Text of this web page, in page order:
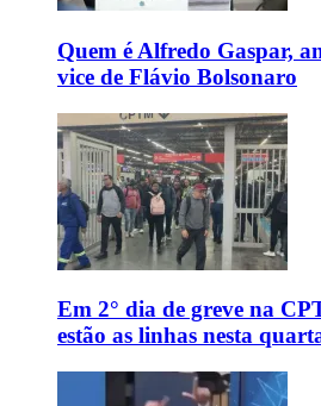
Quem é Alfredo Gaspar,
vice de Flávio Bolsonaro
Em 2° dia de greve na
estão as linhas nesta